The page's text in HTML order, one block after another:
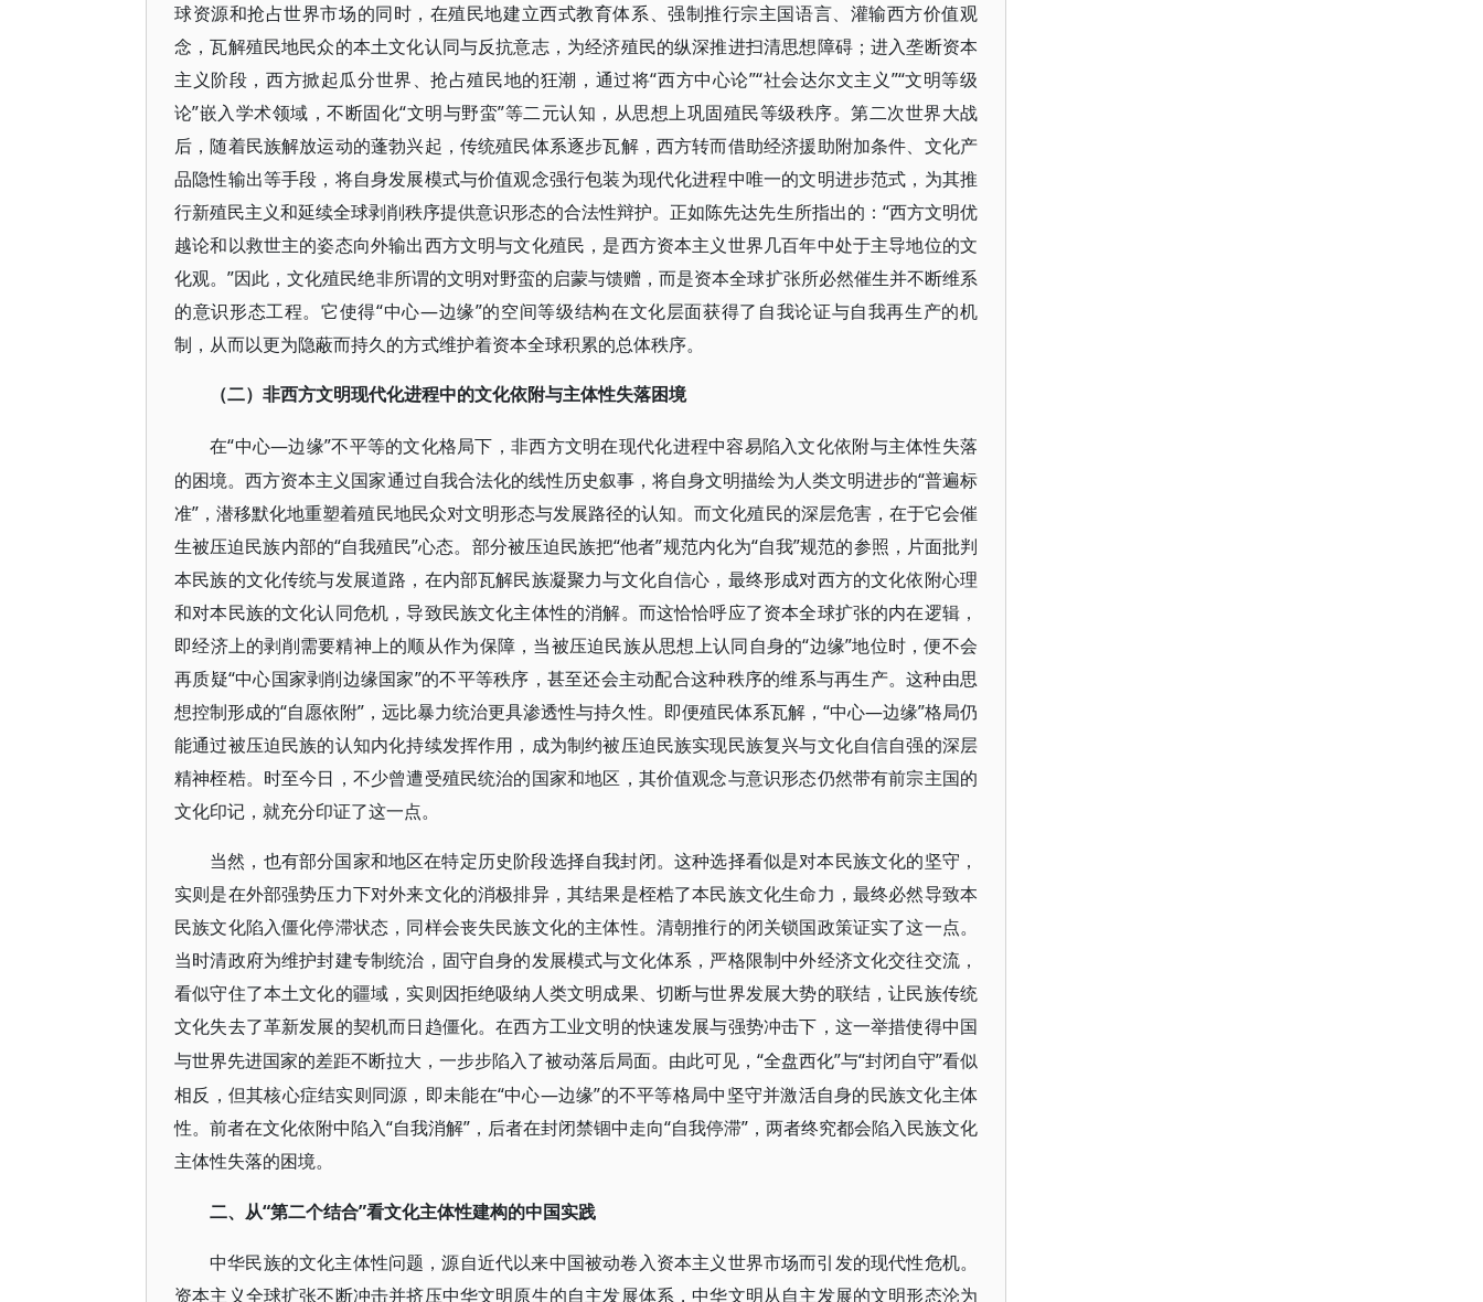
球资源和抢占世界市场的同时，在殖民地建立西式教育体系、强制推行宗主国语言、灌输西方价值观
念，瓦解殖民地民众的本土文化认同与反抗意志，为经济殖民的纵深推进扫清思想障碍；进入垄断资本
主义阶段，西方掀起瓜分世界、抢占殖民地的狂潮，通过将“西方中心论”“社会达尔文主义”“文明等级
论”嵌入学术领域，不断固化“文明与野蛮”等二元认知，从思想上巩固殖民等级秩序。第二次世界大战
后，随着民族解放运动的蓬勃兴起，传统殖民体系逐步瓦解，西方转而借助经济援助附加条件、文化产
品隐性输出等手段，将自身发展模式与价值观念强行包装为现代化进程中唯一的文明进步范式，为其推
行新殖民主义和延续全球剥削秩序提供意识形态的合法性辩护。正如陈先达先生所指出的：“西方文明优
越论和以救世主的姿态向外输出西方文明与文化殖民，是西方资本主义世界几百年中处于主导地位的文
化观。”因此，文化殖民绝非所谓的文明对野蛮的启蒙与馈赠，而是资本全球扩张所必然催生并不断维系
的意识形态工程。它使得“中心—边缘”的空间等级结构在文化层面获得了自我论证与自我再生产的机
制，从而以更为隐蔽而持久的方式维护着资本全球积累的总体秩序。
（二）非西方文明现代化进程中的文化依附与主体性失落困境
在“中心—边缘”不平等的文化格局下，非西方文明在现代化进程中容易陷入文化依附与主体性失落
的困境。西方资本主义国家通过自我合法化的线性历史叙事，将自身文明描绘为人类文明进步的“普遍标
准”，潜移默化地重塑着殖民地民众对文明形态与发展路径的认知。而文化殖民的深层危害，在于它会催
生被压迫民族内部的“自我殖民”心态。部分被压迫民族把“他者”规范内化为“自我”规范的参照，片面批判
本民族的文化传统与发展道路，在内部瓦解民族凝聚力与文化自信心，最终形成对西方的文化依附心理
和对本民族的文化认同危机，导致民族文化主体性的消解。而这恰恰呼应了资本全球扩张的内在逻辑，
即经济上的剥削需要精神上的顺从作为保障，当被压迫民族从思想上认同自身的“边缘”地位时，便不会
再质疑“中心国家剥削边缘国家”的不平等秩序，甚至还会主动配合这种秩序的维系与再生产。这种由思
想控制形成的“自愿依附”，远比暴力统治更具渗透性与持久性。即便殖民体系瓦解，“中心—边缘”格局仍
能通过被压迫民族的认知内化持续发挥作用，成为制约被压迫民族实现民族复兴与文化自信自强的深层
精神桎梏。时至今日，不少曾遭受殖民统治的国家和地区，其价值观念与意识形态仍然带有前宗主国的
文化印记，就充分印证了这一点。
当然，也有部分国家和地区在特定历史阶段选择自我封闭。这种选择看似是对本民族文化的坚守，
实则是在外部强势压力下对外来文化的消极排异，其结果是桎梏了本民族文化生命力，最终必然导致本
民族文化陷入僵化停滞状态，同样会丧失民族文化的主体性。清朝推行的闭关锁国政策证实了这一点。
当时清政府为维护封建专制统治，固守自身的发展模式与文化体系，严格限制中外经济文化交往交流，
看似守住了本土文化的疆域，实则因拒绝吸纳人类文明成果、切断与世界发展大势的联结，让民族传统
文化失去了革新发展的契机而日趋僵化。在西方工业文明的快速发展与强势冲击下，这一举措使得中国
与世界先进国家的差距不断拉大，一步步陷入了被动落后局面。由此可见， “全盘西化”与“封闭自守”看似
相反，但其核心症结实则同源，即未能在“中心—边缘”的不平等格局中坚守并激活自身的民族文化主体
性。前者在文化依附中陷入“自我消解”，后者在封闭禁锢中走向“自我停滞”，两者终究都会陷入民族文化
主体性失落的困境。
二、 从“第二个结合”看文化主体性建构的中国实践
中华民族的文化主体性问题，源自近代以来中国被动卷入资本主义世界市场而引发的现代性危机。
资本主义全球扩张不断冲击并挤压中华文明原生的自主发展体系，中华文明从自主发展的文明形态沦为